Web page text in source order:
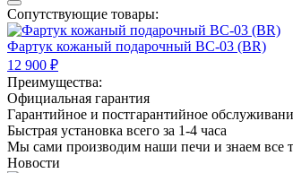
Сопутствующие товары:
Фартук кожаный подарочный BC-03 (BR)
12 900 ₽
Преимущества:
Официальная гарантия
Гарантийное и постгарантийное
Быстрая установка всего за 1-4 часа
Мы сами производим наши печи и знаем все
Новости